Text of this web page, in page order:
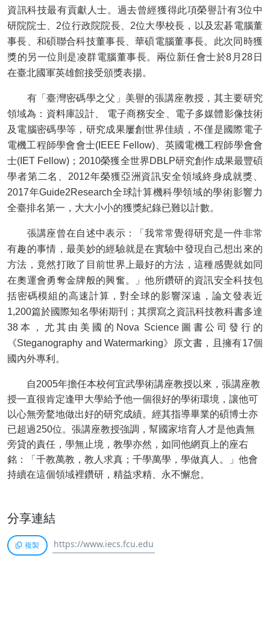
資訊科技最有貢獻人士。過去曾經獲得此項榮譽計有3位中
研院院士、2位行政院院長、2位大學校長，以及宏碁電腦董
事長、和碩聯合科技董事長、華碩電腦董事長。此次同時獲
獎的另一位則是凌群電腦董事長。兩位新任會士於8月28日
在臺北國軍英雄館接受頒獎表揚。
有「臺灣密碼學之父」美譽的張講座教授，其主要研究
領域為：資料庫設計、 電子商務安全、電子多媒體影像技術
及電腦密碼學等，研究成果屢創世界佳績，不僅是國際電子
電機工程師學會會士(IEEE Fellow)、英國電機工程師學會會
士(IET Fellow)；2010榮獲全世界DBLP研究創作成果最豐碩
學者第二名、2012年榮獲亞洲資訊安全領域終身成就獎、
2017年Guide2Research全球計算機科學領域的學術影響力
全臺排名第一，大大小小的獲獎紀錄已難以計數。
張講座曾在自述中表示：「我常常覺得研究是一件非常
有趣的事情，最美妙的經驗就是在實驗中發現自己想出來的
方法，竟然打敗了目前世界上最好的方法，這種感覺就如同
在奧運會勇奪金牌般的興奮。」他所鑽研的資訊安全科技包
括密碼模組的高速計算，對全球的影響深遠，論文發表近
1,200篇於國際知名學術期刊；其撰寫之資訊科技教科書多達
38本，尤其由美國的Nova Science圖書公司發行的
《Steganography and Watermarking》原文書，且擁有17個
國內外專利。
自2005年擔任本校何宜武學術講座教授以來，張講座教
授一直很肯定逢甲大學給予他一個很好的學術環境，讓他可
以心無旁騖地做出好的研究成績。經其指導畢業的碩博士亦
已超過250位。張講座教授強調，幫國家培育人才是他責無
旁貸的責任，學無止境，教學亦然，如同他網頁上的座右
銘：「千教萬教，教人求真；千學萬學，學做真人。」他會
持續在這個領域裡鑽研，精益求精、永不懈怠。
分享連結
複製